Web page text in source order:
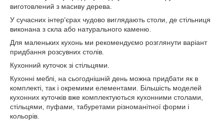
виготовлений з масиву дерева.
У сучасних інтер'єрах чудово виглядають столи, де стільниця
виконана з скла або натурального каменю.
Для маленьких кухонь ми рекомендуємо розглянути варіант
придбання розсувних столів.
Кухонний куточок зі стільцями.
Кухонні меблі, на сьогоднішній день можна придбати як в
комплекті, так і окремими елементами. Більшість моделей
кухонних куточків вже комплектуються кухонними столами,
стільцями, пуфами, табуретами різноманітної форми і
кольорів.